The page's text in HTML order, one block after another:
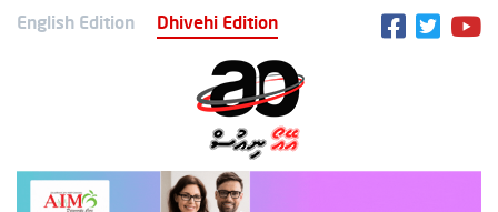
English Edition Dhivehi Edition